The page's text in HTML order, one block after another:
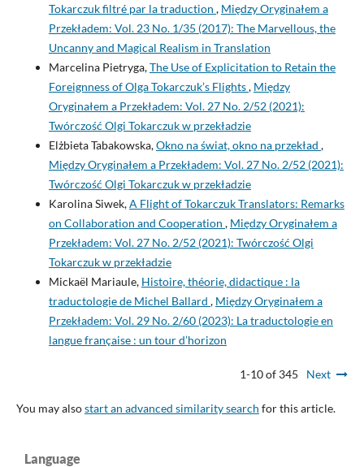
Tokarczuk filtré par la traduction , Między Oryginałem a
Przekładem: Vol. 23 No. 1/35 (2017): The Marvellous, the
Uncanny and Magical Realism in Translation
Marcelina Pietryga,The Use of Explicitation to Retain the
Foreignness of Olga Tokarczuk’s Flights, Między
Oryginałem a Przekładem: Vol. 27 No. 2/52 (2021):
Twórczość Olgi Tokarczuk w przekładzie
Elżbieta Tabakowska,Okno na świat, okno na przekład ,
Między Oryginałem a Przekładem: Vol. 27 No. 2/52 (2021):
Twórczość Olgi Tokarczuk w przekładzie
Karolina Siwek,A Flight of Tokarczuk Translators: Remarks
on Collaboration and Cooperation , Między Oryginałem a
Przekładem: Vol. 27 No. 2/52 (2021): Twórczość Olgi
Tokarczuk w przekładzie
Mickaël Mariaule, Histoire, théorie, didactique : la
traductologie de Michel Ballard , Między Oryginałem a
Przekładem: Vol. 29 No. 2/60 (2023): La traductologie en
langue française : un tour d’horizon
1-10 of 345 Next
You may alsostart an advanced similarity search for this article.
Language